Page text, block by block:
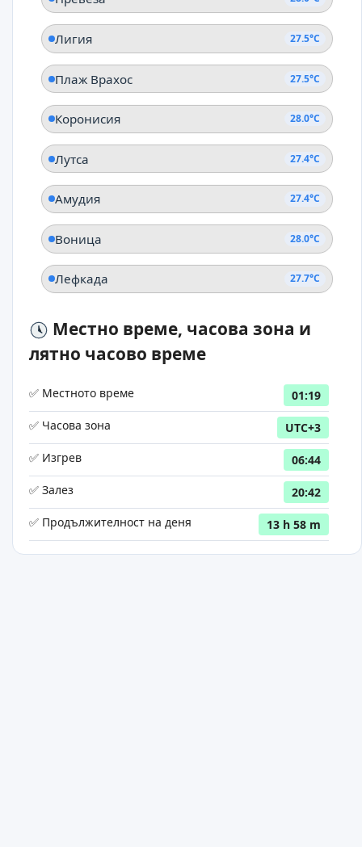
Лигия 27.5°C
Плаж Врахос 27.5°C
Коронисия 28.0°C
Лутса 27.4°C
Амудия 27.4°C
Воница 28.0°C
Лефкада 27.7°C
Местно време, часова зона и
лятно часово време
✅ Местното време
01:19
✅ Часова зона
UTC+3
✅ Изгрев
06:44
✅ Залез
20:42
✅ Продължителност на деня
13 h 58 m